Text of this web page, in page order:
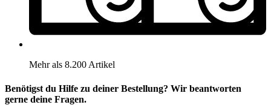
Mehr als 8.200 Artikel
Benötigst du Hilfe zu deiner Bestellung? Wir beantworten
gerne deine Fragen.